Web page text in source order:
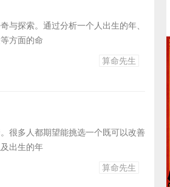
与探索。通过分析一个人出生的年、
方面的命
算命先生
很多人都期望能挑选一个既可以改善
出生的年
算命先生